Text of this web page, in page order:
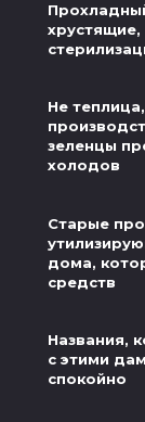
Не
зеленцы
холодов
Старые
дома,
средств
Названия,
с этими
спокойно